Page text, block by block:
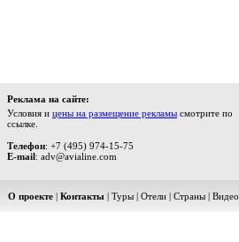
Реклама на сайте:
Условия и цены на размещение рекламы смотрите по
ссылке.
Телефон: +7 (495) 974-15-75
E-mail: adv@avialine.com
О проекте | Контакты | Туры | Отели | Страны | Видео